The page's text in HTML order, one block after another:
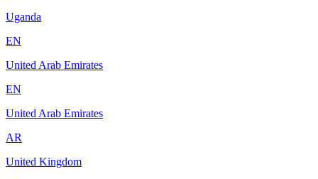
Uganda
EN
United Arab Emirates
EN
United Arab Emirates
AR
United Kingdom